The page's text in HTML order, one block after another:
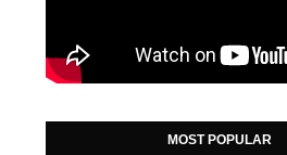
MOST POPULAR